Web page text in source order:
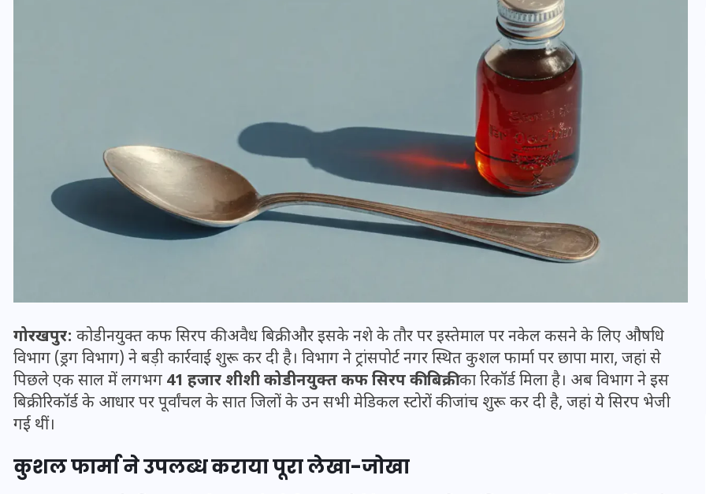
गोरखपुर: कोडीनयुक्त कफ सिरप की अवैध बिक्री और इसके नशे के तौर पर इस्तेमाल पर नकेल कसने के लिए औषधि
विभाग (ड्रग विभाग) ने बड़ी कार्रवाई शुरू कर दी है। विभाग ने ट्रांसपोर्ट नगर स्थित कुशल फार्मा पर छापा मारा, जहां से
पिछले एक साल में लगभग 41 हजार शीशी कोडीनयुक्त कफ सिरप की बिक्रीका रिकॉर्ड मिला है। अब विभाग ने इस
बिक्री रिकॉर्ड के आधार पर पूर्वांचल के सात जिलों के उन सभी मेडिकल स्टोरों की जांच शुरू कर दी है, जहां ये सिरप भेजी
गई थीं।
कुशल फार्मा ने उपलब्ध कराया पूरा लेखा-जोखा
वोटर लिस्ट पुनरीक्षण कार्यक्रम में
हुआ बदलाव, देखें नई तारीखों की
पूरी लिस्ट
यूपी न्यूज़: नौकरों ने पिता-पुत्री
को 5 साल घर में बनाया बंधक,
बुजुर्ग की मौत, बेटी बनी
‘कंकाल’
29 दिसम्बर 2025